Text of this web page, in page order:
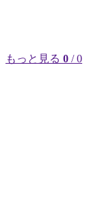
もっと見る 0 / 0